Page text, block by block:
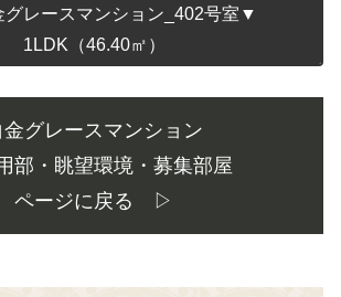
レースマンション_402号室▼
1LDK（46.40㎡）
金グレースマンション
部・眺望環境・募集部屋
ページに戻る ▷